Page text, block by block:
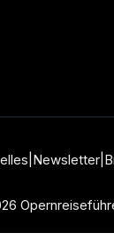
Newsletter|